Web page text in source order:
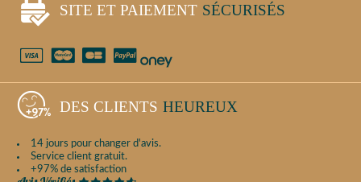
SITE ET PAIEMENT SÉCURISÉS
DES CLIENTS HEUREUX
14 jours pour changer d'avis.
Service client gratuit.
+97% de satisfaction